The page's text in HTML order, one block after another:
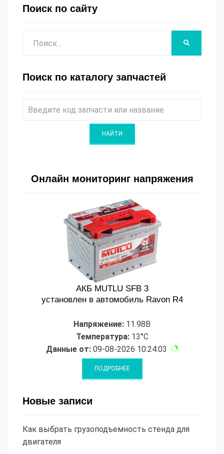
Поиск по сайту
Поиск по каталогу запчастей
Онлайн мониторинг напряжения
АКБ MUTLU SFB 3
установлен в автомобиль Ravon R4
Напряжение: 11.98В
Температура:13°C
Данные от: 09-08-2026 10:24:03
Новые записи
Как выбрать грузоподъемность стенда для
двигателя